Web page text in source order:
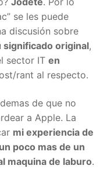
se les puede
discusión sobre
significado original,
sector IT en
rant al respecto.
de que no
a Apple. La
mi experiencia de
poco mas de un
maquina de laburo.